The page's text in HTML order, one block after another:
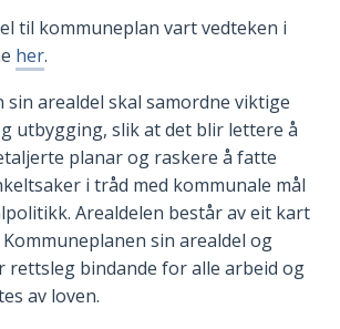
til kommuneplan vart vedteken i
her.
sin arealdel skal samordne viktige
utbygging, slik at det blir lettere å
planar og raskere å fatte
i tråd med kommunale mål
Arealdelen består av eit kart
sin arealdel og
rettsleg bindande for alle arbeid og
av loven.